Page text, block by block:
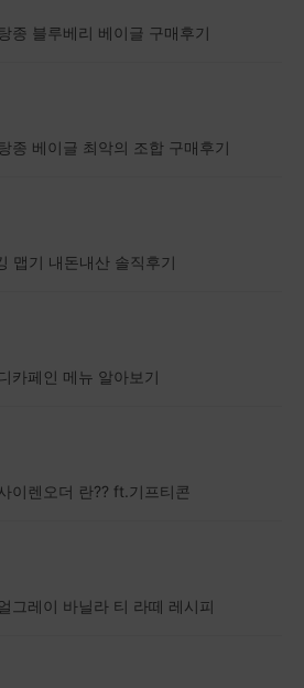
종 블루베리 베이글 구매후기
종 베이글 최악의 조합 구매후기
맵기 내돈내산 솔직후기
카페인 메뉴 알아보기
이렌오더 란?? ft.기프티콘
그레이 바닐라 티 라떼 레시피